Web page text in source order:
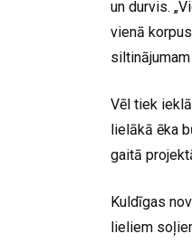
un durvis.
vienā
Vēl tiek
lielākā ēka
gaitā
Kuldīgas
lieliem